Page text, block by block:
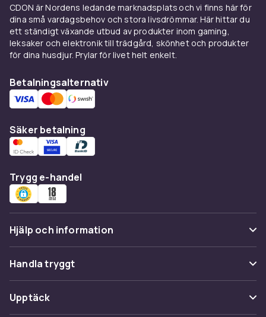
CDON är Nordens ledande marknadsplats och vi finns här för
dina små vardagsbehov och stora livsdrömmar. Här hittar du
ett ständigt växande utbud av produkter inom gaming,
leksaker och elektronik till trädgård, skönhet och produkter
för dina husdjur. Prylar för livet helt enkelt.
Betalningsalternativ
Säker betalning
Trygg e-handel
Hjälp och information
Vanliga frågor
Spåra paket
Ångra & Returnera här
Handla tryggt
Betalning
Upptäck